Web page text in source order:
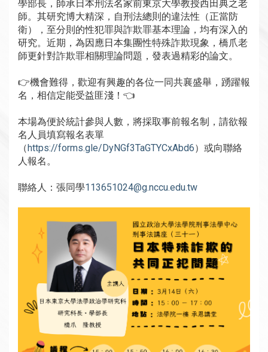
學部長，師承日本刑法名家前東京大學教授西田典之老
師。其研究博大精深，自刑法總則的違法性（正當防
衛），至分則的性犯罪與詐欺罪基本理論，均有深入的
研究。近期，為因應日本集團性特殊詐欺現象，橋爪老
師更針對詐欺罪相關理論問題，發表過精彩的論文。
👉機會難得，歡迎有興趣的各位一同共襄盛舉，踴躍報
名，相信定能受益匪淺！👈
本場為便於統計參與人數，將採取事前報名制，請欲報
名人員填寫報名表單
（ https://forms.gle/DyNGf3TaGTYCxAbd6）或向聯絡
人報名。
聯絡人：張同學113651024@g.nccu.edu.tw